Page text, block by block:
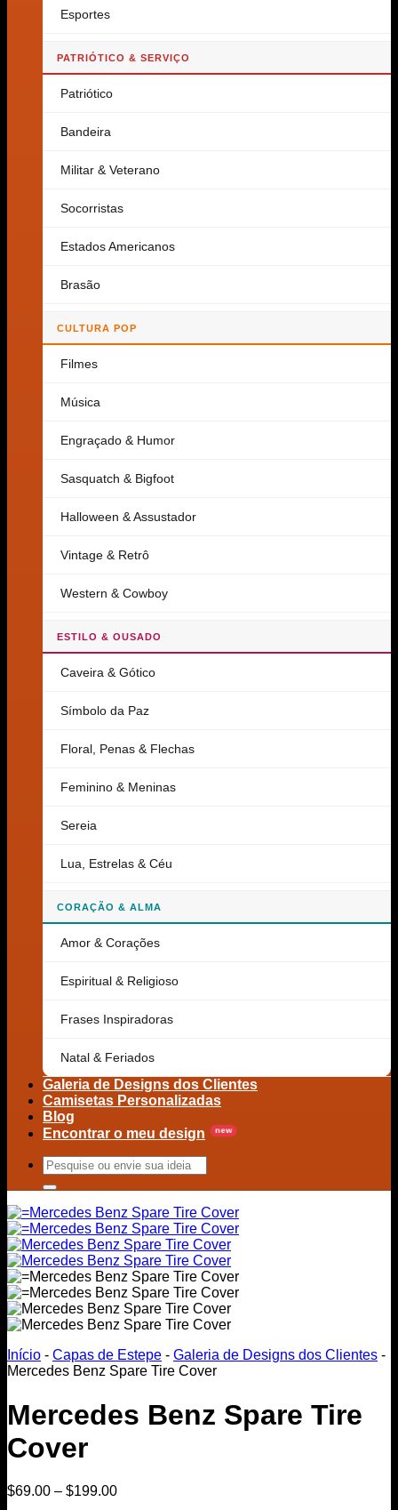
Esportes
PATRIÓTICO & SERVIÇO
Patriótico
Bandeira
Militar & Veterano
Socorristas
Estados Americanos
Brasão
CULTURA POP
Filmes
Música
Engraçado & Humor
Sasquatch & Bigfoot
Halloween & Assustador
Vintage & Retrô
Western & Cowboy
ESTILO & OUSADO
Caveira & Gótico
Símbolo da Paz
Floral, Penas & Flechas
Feminino & Meninas
Sereia
Lua, Estrelas & Céu
CORAÇÃO & ALMA
Amor & Corações
Espiritual & Religioso
Frases Inspiradoras
Natal & Feriados
Galeria de Designs dos Clientes
Camisetas Personalizadas
Blog
Encontrar o meu design
Buscar
por:
Início - Capas de Estepe - Galeria de Designs dos Clientes -
Mercedes Benz Spare Tire Cover
Mercedes Benz Spare Tire
Cover
$69.00 – $199.00Price